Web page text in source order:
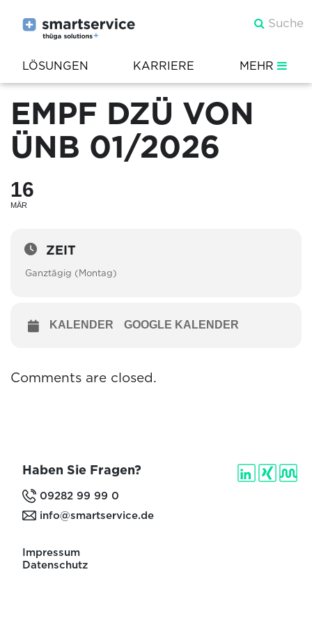
LÖSUNGEN KARRIERE MEHR
EMPF DZÜ VON
ÜNB 01/2026
16
MÄR
ZEIT
Ganztägig (Montag)
KALENDER GOOGLE KALENDER
Comments are closed.
Haben Sie Fragen?
09282 99 99 0
info@smartservice.de
Impressum
Datenschutz